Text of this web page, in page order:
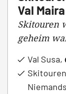
Val Maira
Skitouren
geheim
Val Susa,